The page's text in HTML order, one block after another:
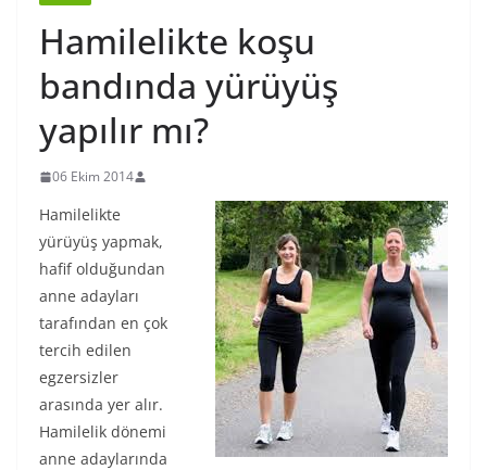
Hamilelikte koşu
bandında yürüyüş
yapılır mı?
06 Ekim 2014
Hamilelikte
yürüyüş yapmak,
hafif olduğundan
anne adayları
tarafından en çok
tercih edilen
egzersizler
arasında yer alır.
Hamilelik dönemi
anne adaylarında